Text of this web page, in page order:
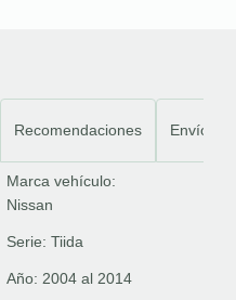
Recomendaciones Envíos
Marca vehículo:
Nissan
Serie: Tiida
Año: 2004 al 2014